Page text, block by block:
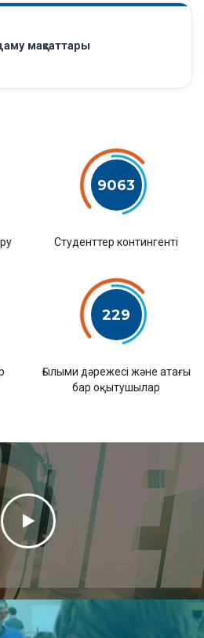
мақсаттары
9063
Студенттер контингенті
229
Ғылыми дәрежесі және атағы
бар оқытушылар